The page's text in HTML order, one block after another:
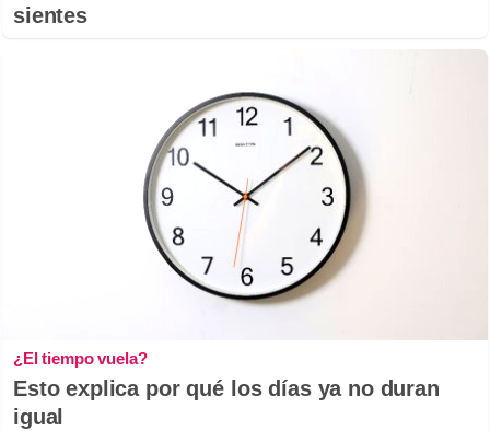
sientes
¿El tiempo vuela?
Esto explica por qué los días ya no duran
igual